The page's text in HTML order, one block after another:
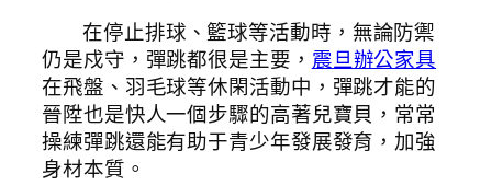
在停止排球、籃球等活動時，無論防禦
仍是戍守，彈跳都很是主要， 震旦辦公家具
在飛盤、羽毛球等休閑活動中，彈跳才能的
晉陞也是快人一個步驟的高著兒寶貝，常常
操練彈跳還能有助于青少年發展發育，加強
身材本質。